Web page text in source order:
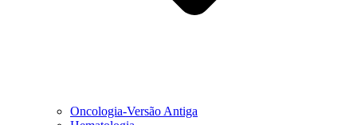
Oncologia-Versão Antiga